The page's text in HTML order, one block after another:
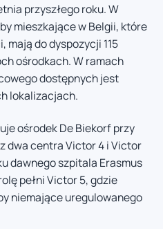
przyszłego roku. W
mieszkające w Belgii, które
mają do dyspozycji 115
ośrodkach. W ramach
dostępnych jest
lokalizacjach.
ośrodek De Biekorf przy
dwa centra Victor 4 i Victor
dawnego szpitala Erasmus
pełni Victor 5, gdzie
niemające uregulowanego